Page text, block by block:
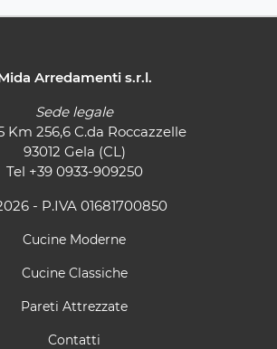
Arredamenti s.r.l.
Sede legale
Km 256,6 C.da Roccazzelle
93012 Gela (CL)
Tel +39 0933-909250
- P.IVA 01681700850
Cucine Moderne
Cucine Classiche
Pareti Attrezzate
Contatti